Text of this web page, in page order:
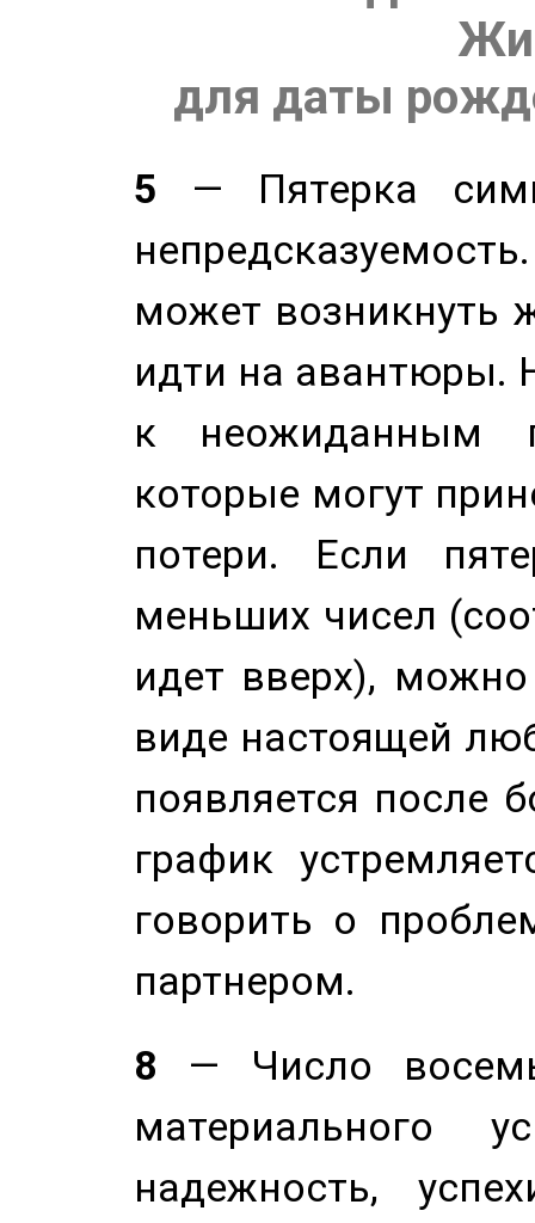
для даты
5 — Пятерка
может возникнуть
идти на авантюры.
к неожиданным
которые могут
потери. Если
меньших чисел
идет вверх),
виде настоящей
появляется после
график
говорить о
партнером.
8 — Число
материального
надежность,